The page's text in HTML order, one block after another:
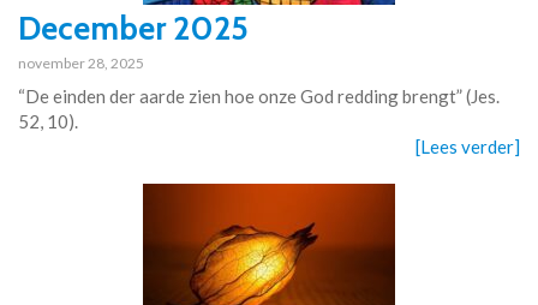
December 2025
november 28, 2025
“De einden der aarde zien hoe onze God redding brengt” (Jes.
52, 10).
[Lees verder]